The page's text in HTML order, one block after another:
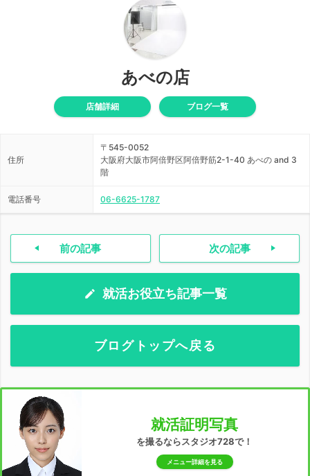
あべの店
店舗詳細 ブログ一覧
住所
〒545-0052
大阪府大阪市阿倍野区阿倍野筋2-1-40 あべの and 3
階
電話番号 06-6625-1787
前の記事 次の記事
就活お役立ち記事一覧
ブログトップへ戻る
就活証明写真
を撮るならスタジオ728で！
メニュー詳細を見る